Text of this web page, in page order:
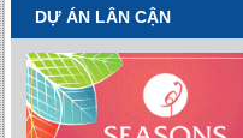
DỰ ÁN LÂN CẬN